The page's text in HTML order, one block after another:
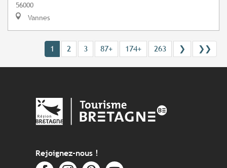
56000
Vannes
1 2 3 87+ 174+ 263 ❯ ❯❯
Rejoignez-nous !